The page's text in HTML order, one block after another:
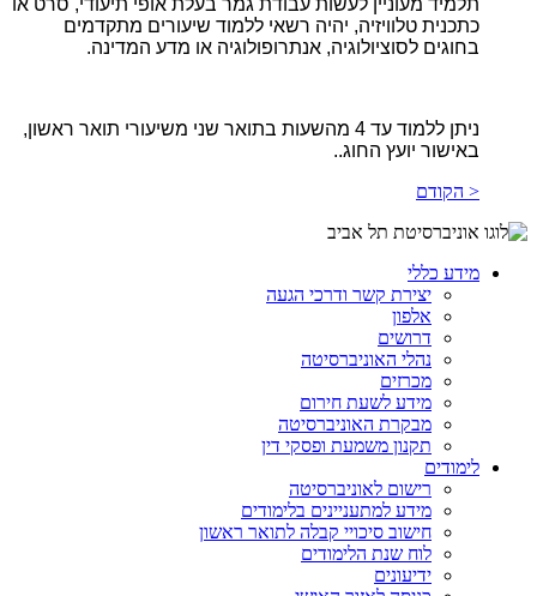
תלמיד מעוניין לעשות עבודת גמר בעלת אופי תיעודי, סרט או
כתכנית טלוויזיה, יהיה רשאי ללמוד שיעורים מתקדמים
בחוגים לסוציולוגיה, אנתרופולוגיה או מדע המדינה.
ניתן ללמוד עד 4 מהשעות בתואר שני משיעורי תואר ראשון,
באישור יועץ החוג..
< הקודם
מידע כללי
יצירת קשר ודרכי הגעה
אלפון
דרושים
נהלי האוניברסיטה
מכרזים
מידע לשעת חירום
מבקרת האוניברסיטה
תקנון משמעת ופסקי דין
לימודים
רישום לאוניברסיטה
מידע למתעניינים בלימודים
חישוב סיכויי קבלה לתואר ראשון
לוח שנת הלימודים
ידיעונים